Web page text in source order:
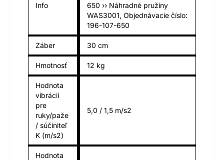
Info
650 ›› Náhradné pružiny
WAS3001, Objednávacie číslo:
196-107-650
Záber 30 cm
Hmotnosť 12 kg
Hodnota
vibrácií
pre
ruky/paže
/ súčiniteľ
K (m/s2)
5,0 / 1,5 m/s2
Hodnota